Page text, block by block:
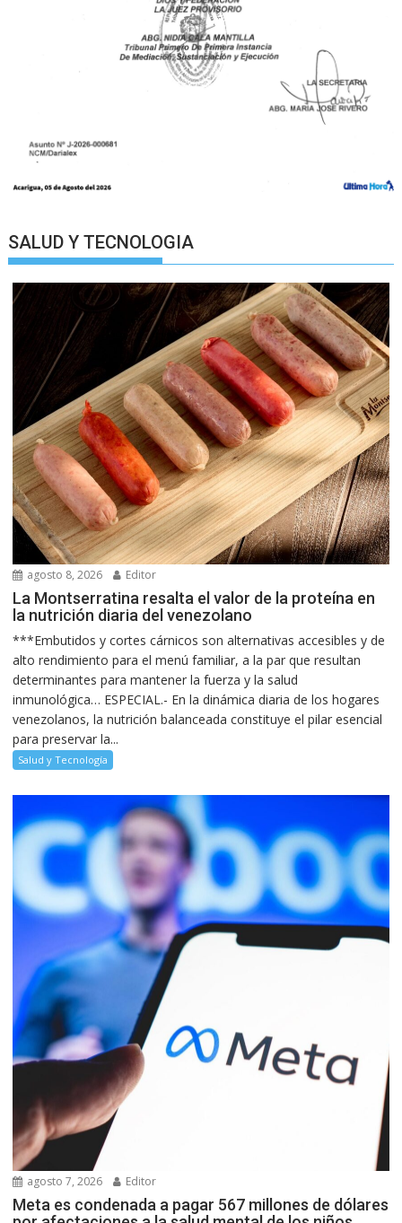
SALUD Y TECNOLOGIA
agosto 8, 2026 Editor
La Montserratina resalta el valor de la proteína en
la nutrición diaria del venezolano
***Embutidos y cortes cárnicos son alternativas accesibles y de
alto rendimiento para el menú familiar, a la par que resultan
determinantes para mantener la fuerza y la salud
inmunológica… ESPECIAL.- En la dinámica diaria de los hogares
venezolanos, la nutrición balanceada constituye el pilar esencial
para preservar la...
Salud y Tecnología
agosto 7, 2026 Editor
Meta es condenada a pagar 567 millones de dólares